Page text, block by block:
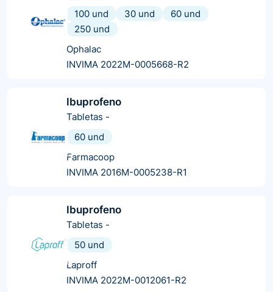
100 und
30 und
60 und
250 und
Ophalac
INVIMA 2022M-0005668-R2
Ibuprofeno
Tabletas -
60 und
Farmacoop
INVIMA 2016M-0005238-R1
Ibuprofeno
Tabletas -
50 und
Laproff
INVIMA 2022M-0012061-R2